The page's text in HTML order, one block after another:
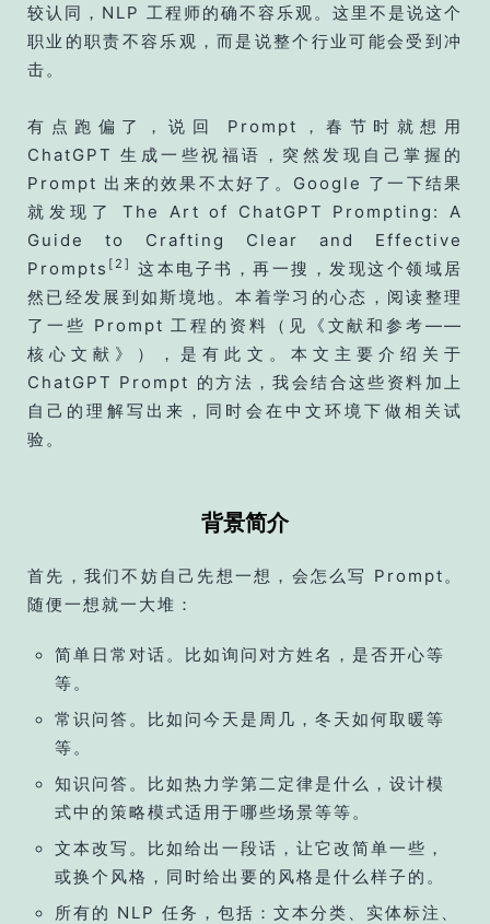
较认同，NLP 工程师的确不容乐观。这里不是说这个
职业的职责不容乐观，而是说整个行业可能会受到冲
击。
有点跑偏了，说回 Prompt，春节时就想用
ChatGPT 生成一些祝福语，突然发现自己掌握的
Prompt 出来的效果不太好了。Google 了一下结果
就发现了 The Art of ChatGPT Prompting: A
Guide to Crafting Clear and Effective
Prompts [2]
这本电子书，再一搜，发现这个领域居
然已经发展到如斯境地。本着学习的心态，阅读整理
了一些 Prompt 工程的资料（见《文献和参考——
核心文献》），是有此文。本文主要介绍关于
ChatGPT Prompt 的方法，我会结合这些资料加上
自己的理解写出来，同时会在中文环境下做相关试
验。
背景简介
首先，我们不妨自己先想一想，会怎么写 Prompt。
随便一想就一大堆：
简单日常对话。比如询问对方姓名，是否开心等
等。
常识问答。比如问今天是周几，冬天如何取暖等
等。
知识问答。比如热力学第二定律是什么，设计模
式中的策略模式适用于哪些场景等等。
文本改写。比如给出一段话，让它改简单一些，
或换个风格，同时给出要的风格是什么样子的。
所有的 NLP 任务，包括：文本分类、实体标注、